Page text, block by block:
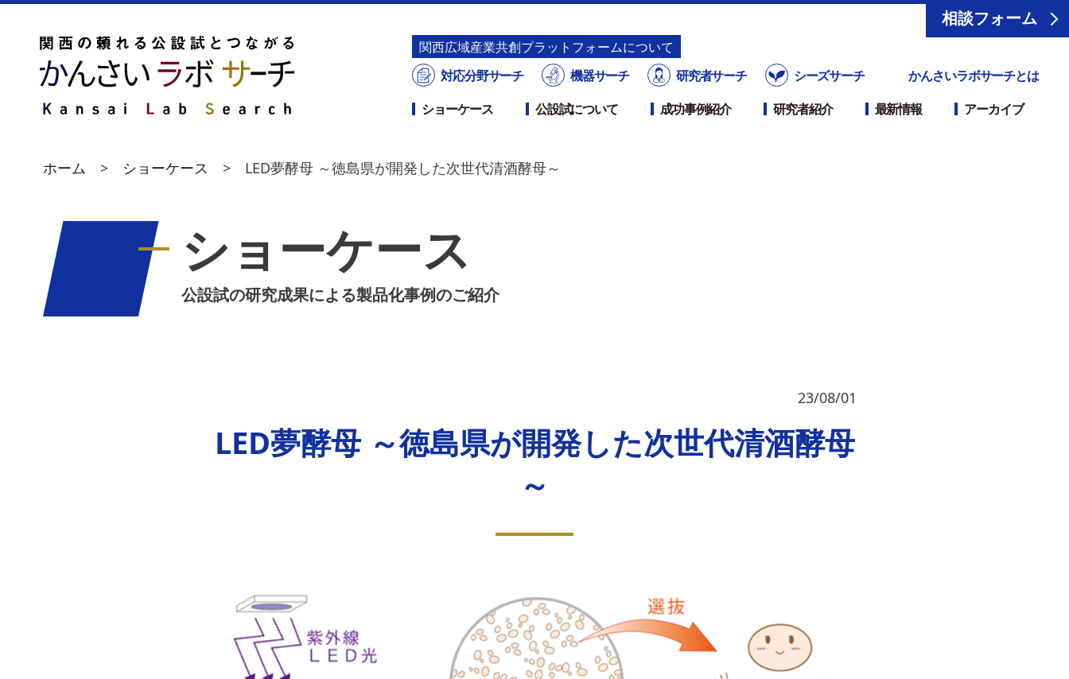
関⻄広域産業共創プラットフォームについて
対応分野サーチ
機器サーチ 研究者サーチ シーズサーチ
かんさいラボサーチとは
ショーケース
公設試について 成功事例紹介 研究者紹介 最新情報 アーカイブ
相談フォーム
ホーム ショーケース LED夢酵母 ～徳島県が開発した次世代清酒酵母～
ショーケース
公設試の研究成果による製品化事例のご紹介
23/08/01
LED夢酵母 ～徳島県が開発した次世代清酒酵母
～